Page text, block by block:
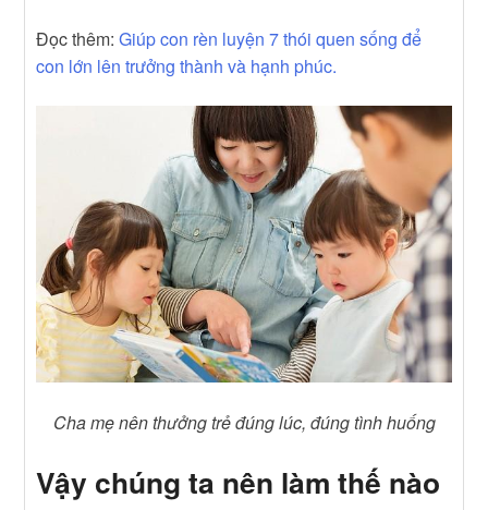
Đọc thêm:Giúp con rèn luyện 7 thói quen sống để
con lớn lên trưởng thành và hạnh phúc.
Cha mẹ nên thưởng trẻ đúng lúc, đúng tình huống
Vậy chúng ta nên làm thế nào